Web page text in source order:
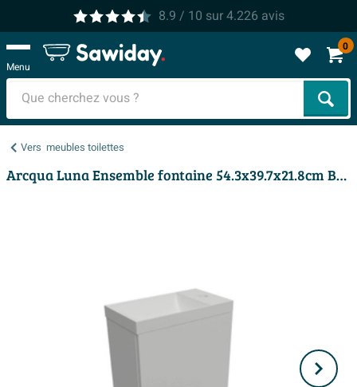
8.9 / 10 sur4.226 avis
Menu
0
Vers meubles toilettes
Arcqua Luna Ensemble fontaine 54.3x39.7x21.8cm Brillant Blanc avec fontaine effet marbre sans trop-plein mat blanc